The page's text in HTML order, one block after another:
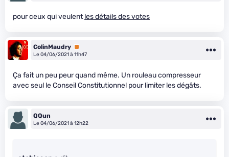
pour ceux qui veulentles détails des votes
ColinMaudry Premium
Le 04/06/2021 à 11h47
Ça fait un peu peur quand même. Un rouleau compresseur
avec seul le Conseil Constitutionnel pour limiter les dégâts.
QQun
Le 04/06/2021 à 12h22